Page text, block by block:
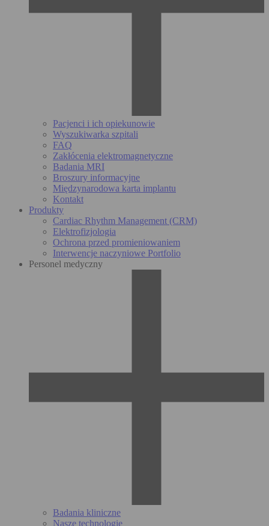
Pacjenci i ich opiekunowie
Wyszukiwarka szpitali
FAQ
Zakłócenia elektromagnetyczne
Badania MRI
Broszury informacyjne
Międzynarodowa karta implantu
Kontakt
Produkty
Cardiac Rhythm Management (CRM)
Elektrofizjologia
Ochrona przed promieniowaniem
Interwencje naczyniowe Portfolio
Personel medyczny
Badania kliniczne
Nasze technologie